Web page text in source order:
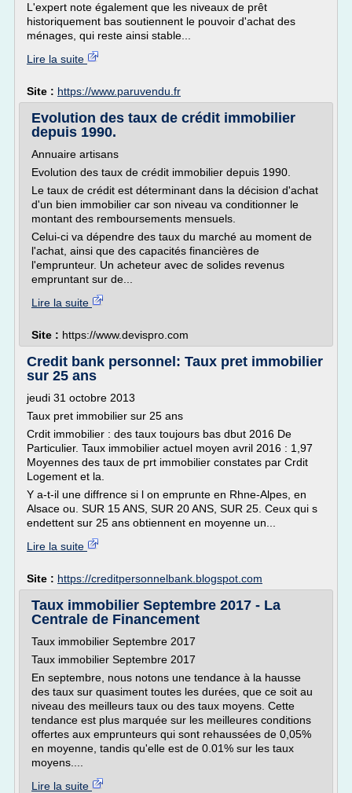
L'expert note également que les niveaux de prêt
historiquement bas soutiennent le pouvoir d'achat des
ménages, qui reste ainsi stable...
Lire la suite
Site : https://www.paruvendu.fr
Evolution des taux de crédit immobilier
depuis 1990.
Annuaire artisans
Evolution des taux de crédit immobilier depuis 1990.
Le taux de crédit est déterminant dans la décision d'achat
d'un bien immobilier car son niveau va conditionner le
montant des remboursements mensuels.
Celui-ci va dépendre des taux du marché au moment de
l'achat, ainsi que des capacités financières de
l'emprunteur. Un acheteur avec de solides revenus
empruntant sur de...
Lire la suite
Site : https://www.devispro.com
Credit bank personnel: Taux pret immobilier
sur 25 ans
jeudi 31 octobre 2013
Taux pret immobilier sur 25 ans
Crdit immobilier : des taux toujours bas dbut 2016 De
Particulier. Taux immobilier actuel moyen avril 2016 : 1,97
Moyennes des taux de prt immobilier constates par Crdit
Logement et la.
Y a-t-il une diffrence si l on emprunte en Rhne-Alpes, en
Alsace ou. SUR 15 ANS, SUR 20 ANS, SUR 25. Ceux qui s
endettent sur 25 ans obtiennent en moyenne un...
Lire la suite
Site : https://creditpersonnelbank.blogspot.com
Taux immobilier Septembre 2017 - La
Centrale de Financement
Taux immobilier Septembre 2017
Taux immobilier Septembre 2017
En septembre, nous notons une tendance à la hausse
des taux sur quasiment toutes les durées, que ce soit au
niveau des meilleurs taux ou des taux moyens. Cette
tendance est plus marquée sur les meilleures conditions
offertes aux emprunteurs qui sont rehaussées de 0,05%
en moyenne, tandis qu'elle est de 0.01% sur les taux
moyens....
Lire la suite